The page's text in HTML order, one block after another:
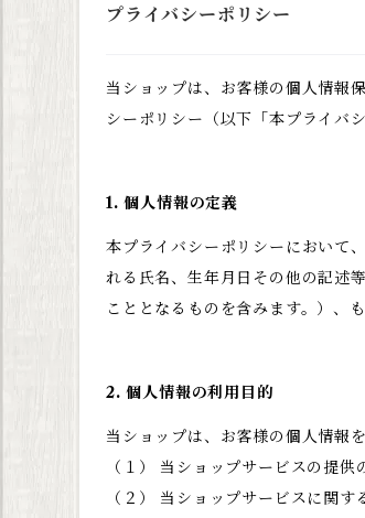
プライバシーポリシー
当ショップは、お客様の個人情報
シーポリシー（以下「本プライバ
1. 個人情報の定義
本プライバシーポリシーにおいて
れる氏名、生年月日その他の記述
こととなるものを含みます。）、
2. 個人情報の利用目的
当ショップは、お客様の個人情報
（１） 当ショップサービスの提供
（２） 当ショップサービスに関